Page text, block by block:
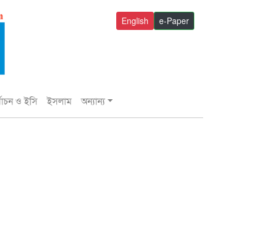
e-Paper
English
ও ইসি ইসলাম অন্যান্য